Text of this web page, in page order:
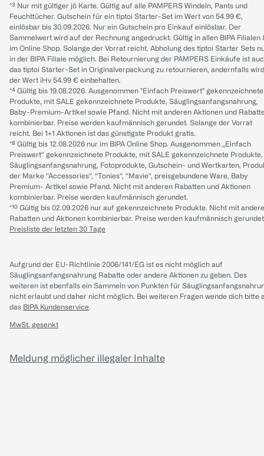
*³ Nur mit gültiger jö Karte. Gültig auf alle PAMPERS Windeln, Pants und
Feuchttücher. Gutschein für ein tiptoi Starter-Set im Wert von 54.99 €,
einlösbar bis 30.09.2026. Nur ein Gutschein pro Einkauf einlösbar. Der
Sammelwert wird auf der Rechnung angedruckt. Gültig in allen BIPA Filialen
im Online Shop. Solange der Vorrat reicht. Abholung des tiptoi Starter Sets
in der BIPA Filiale möglich. Bei Retournierung der PAMPERS Einkäufe ist
das tiptoi Starter-Set in Originalverpackung zu retournieren, andernfalls wird
der Wert iHv 54.99 € einbehalten.
*⁴ Gültig bis 19.08.2026. Ausgenommen "Einfach Preiswert" gekennzeichnete
Produkte, mit SALE gekennzeichnete Produkte, Säuglingsanfangsnahrung,
Baby-Premium-Artikel sowie Pfand. Nicht mit anderen Aktionen und
kombinierbar. Preise werden kaufmännisch gerundet. Solange der Vorrat
reicht. Bei 1+1 Aktionen ist das günstigste Produkt gratis.
*⁸ Gültig bis 12.08.2026 nur im BIPA Online Shop. Ausgenommen „Einfach
Preiswert“ gekennzeichnete Produkte, mit SALE gekennzeichnete Produkte,
Säuglingsanfangsnahrung, Fotoprodukte, Gutschein- und Wertkarten,
der Marke “Accessories“, “Tonies“, “Mavie“, preisgebundene Ware, Baby
Premium- Artikel sowie Pfand. Nicht mit anderen Rabatten und Aktionen
kombinierbar. Preise werden kaufmännisch gerundet.
*¹⁰ Gültig bis 02.09.2026 nur auf gekennzeichnete Produkte. Nicht mit
Rabatten und Aktionen kombinierbar. Preise werden kaufmännisch
Preisliste der letzten 30 Tage
Aufgrund der EU-Richtlinie 2006/141/EG ist es nicht möglich auf
Säuglingsanfangsnahrung Rabatte oder andere Aktionen zu geben. Des
weiteren ist ebenfalls ein Sammeln von Punkten für
nicht erlaubt und daher nicht möglich. Bei weiteren Fragen wende dich bitte
das BIPA Kundenservice.
MwSt. gesenkt
Meldung möglicher illegaler Inhalte